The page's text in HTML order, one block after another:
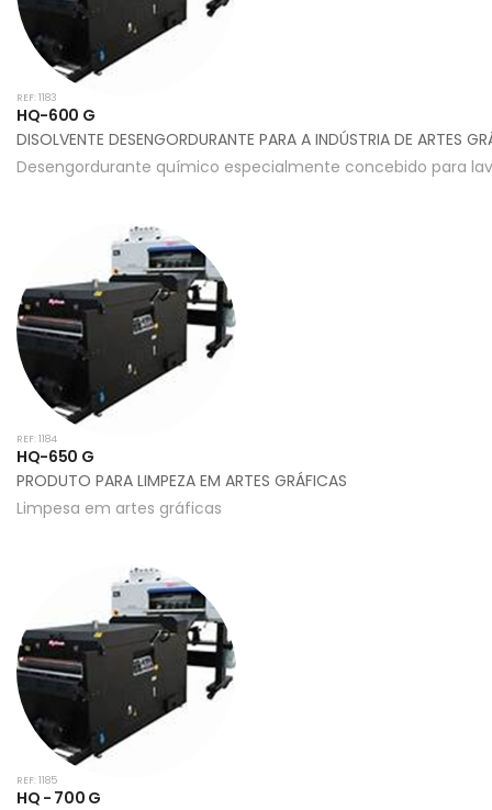
REF: 1183
HQ-600 G
DISOLVENTE DESENGORDURANTE PARA A INDÚSTRIA DE ARTES
Desengordurante químico especialmente concebido para
REF: 1184
HQ-650 G
PRODUTO PARA LIMPEZA EM ARTES GRÁFICAS
Limpesa em artes gráficas
REF: 1185
HQ - 700 G